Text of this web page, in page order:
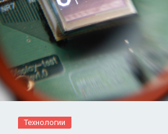
Технологии